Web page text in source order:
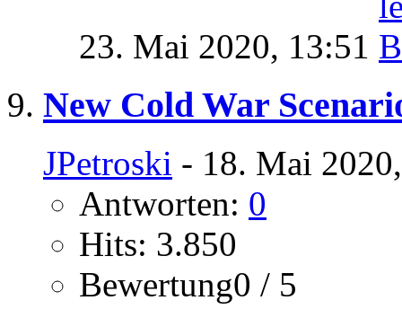
23. Mai 2020, 13:51
New Cold War
JPetroski - 18. Mai
Antworten: 0
Hits: 3.850
Bewertung0 / 5